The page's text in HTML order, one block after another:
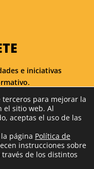
e iniciativas
Colorvivo Internet SL
terceros para mejorar la
el sitio web. Al
aceptas el uso de las
página Política de
instrucciones sobre
de los distintos